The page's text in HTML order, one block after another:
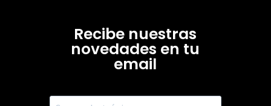
Recibe nuestras
novedades en tu
email